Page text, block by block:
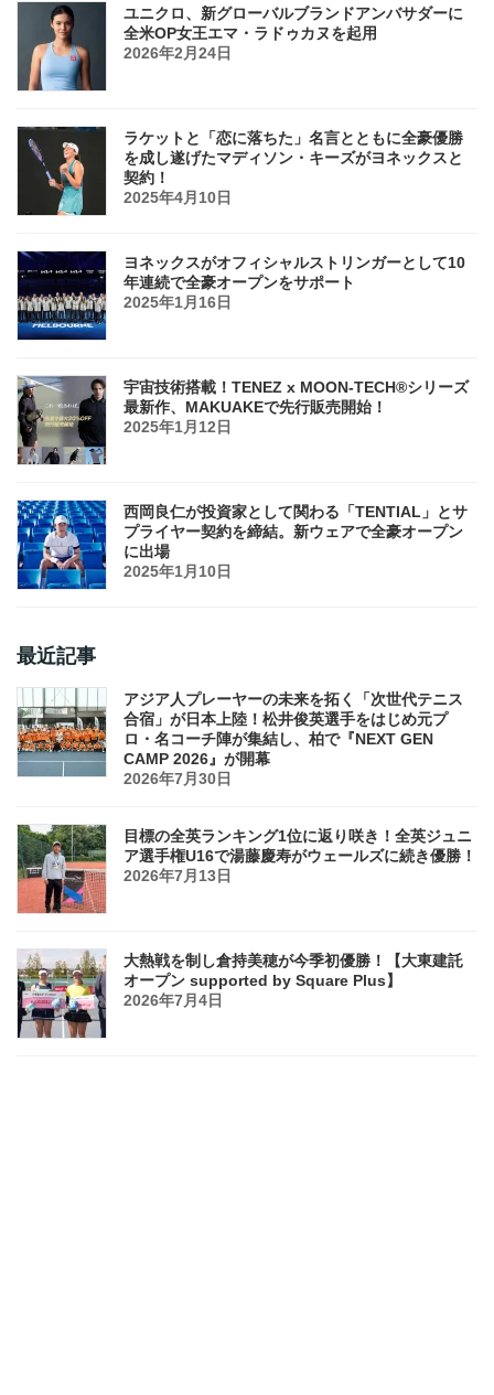
ユニクロ、新グローバルブランドアンバサダーに
全米OP女王エマ・ラドゥカヌを起用
2026年2月24日
ラケットと「恋に落ちた」名言とともに全豪優勝
を成し遂げたマディソン・キーズがヨネックスと
契約！
2025年4月10日
ヨネックスがオフィシャルストリンガーとして10
年連続で全豪オープンをサポート
2025年1月16日
宇宙技術搭載！TENEZ x MOON-TECH®シリーズ
最新作、MAKUAKEで先行販売開始！
2025年1月12日
西岡良仁が投資家として関わる「TENTIAL」とサ
プライヤー契約を締結。新ウェアで全豪オープン
に出場
2025年1月10日
最近記事
アジア人プレーヤーの未来を拓く「次世代テニス
合宿」が日本上陸！松井俊英選手をはじめ元プ
ロ・名コーチ陣が集結し、柏で『NEXT GEN
CAMP 2026』が開幕
2026年7月30日
目標の全英ランキング1位に返り咲き！全英ジュニ
ア選手権U16で湯藤慶寿がウェールズに続き優勝！
2026年7月13日
大熱戦を制し倉持美穂が今季初優勝！【大東建託
オープン supported by Square Plus】
2026年7月4日